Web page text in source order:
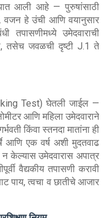
आली आहे — पुरुषांसाठी
वजन हे उंची आणि वयानुसार
उमेदवाराची
तसेच जवळची दृष्टी J.1 ते
Test) घेतली जाईल —
आणि महिला उमेदवाराने
किंवा स्तनदा मातांना ही
आणि एक वर्ष अशी मुदतवाढ
न केल्यास उमेदवारास अपात्र
वैद्यकीय तपासणी करावी
पाय, त्वचा व छातीचे आजार